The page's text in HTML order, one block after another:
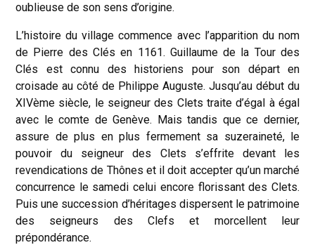
oublieuse de son sens d’origine.
L’histoire du village commence avec l’apparition du nom
de Pierre des Clés en 1161. Guillaume de la Tour des
Clés est connu des historiens pour son départ en
croisade au côté de Philippe Auguste. Jusqu’au début du
XIVème siècle, le seigneur des Clets traite d’égal à égal
avec le comte de Genève. Mais tandis que ce dernier,
assure de plus en plus fermement sa suzeraineté, le
pouvoir du seigneur des Clets s’effrite devant les
revendications de Thônes et il doit accepter qu’un marché
concurrence le samedi celui encore florissant des Clets.
Puis une succession d’héritages dispersent le patrimoine
des seigneurs des Clefs et morcellent leur
prépondérance.